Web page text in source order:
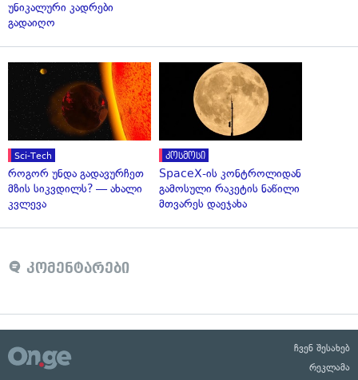
უნიკალური კადრები
გადაიღო
Sci-Tech
როგორ უნდა გადავურჩეთ
მზის სიკვდილს? — ახალი
კვლევა
კოსმოსი
SpaceX-ის კონტროლიდან
გამოსული რაკეტის ნაწილი
მთვარეს დაეჯახა
კომენტარები
ჩვენ შესახებ
რეკლამა